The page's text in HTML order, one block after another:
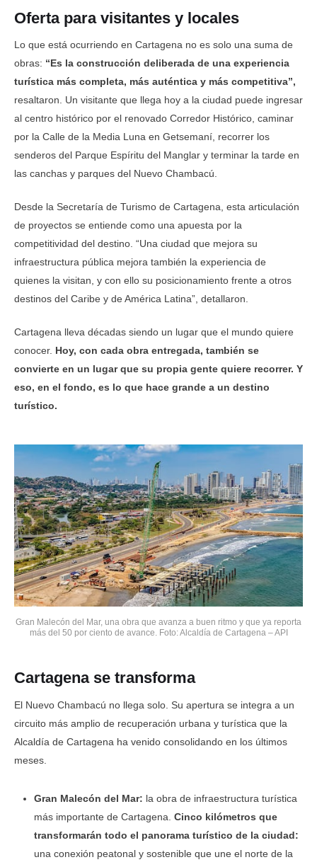
Oferta para visitantes y locales
Lo que está ocurriendo en Cartagena no es solo una suma de
obras: “Es la construcción deliberada de una experiencia
turística más completa, más auténtica y más competitiva”,
resaltaron. Un visitante que llega hoy a la ciudad puede ingresar
al centro histórico por el renovado Corredor Histórico, caminar
por la Calle de la Media Luna en Getsemaní, recorrer los
senderos del Parque Espíritu del Manglar y terminar la tarde en
las canchas y parques del Nuevo Chambacú.
Desde la Secretaría de Turismo de Cartagena, esta articulación
de proyectos se entiende como una apuesta por la
competitividad del destino. “Una ciudad que mejora su
infraestructura pública mejora también la experiencia de
quienes la visitan, y con ello su posicionamiento frente a otros
destinos del Caribe y de América Latina”, detallaron.
Cartagena lleva décadas siendo un lugar que el mundo quiere
conocer. Hoy, con cada obra entregada, también se
convierte en un lugar que su propia gente quiere recorrer. Y
eso, en el fondo, es lo que hace grande a un destino
turístico.
Gran Malecón del Mar, una obra que avanza a buen ritmo y que ya reporta
más del 50 por ciento de avance. Foto: Alcaldía de Cartagena – API
Cartagena se transforma
El Nuevo Chambacú no llega solo. Su apertura se integra a un
circuito más amplio de recuperación urbana y turística que la
Alcaldía de Cartagena ha venido consolidando en los últimos
meses.
Gran Malecón del Mar: la obra de infraestructura turística
más importante de Cartagena. Cinco kilómetros que
transformarán todo el panorama turístico de la ciudad:
una conexión peatonal y sostenible que une el norte de la